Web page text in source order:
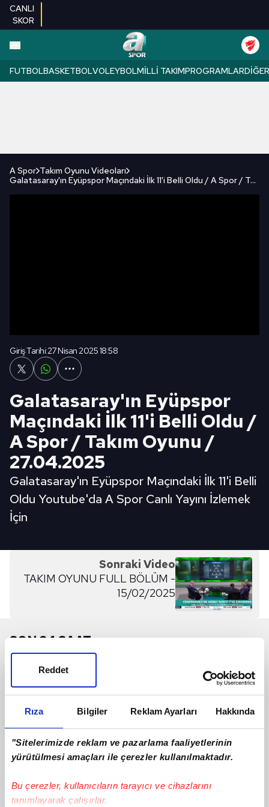
Rıza Bilgiler Reklam Ayarları Hakkında
"Sitelerimizde reklam ve pazarlama faaliyetlerinin
yürütülmesi amaçları ile çerezler kullanılmaktadır.
Bu çerezler, kullanıcıların tarayıcı ve cihazlarını
tanımlayarak çalışırlar.
Reddet
CANLI
SKOR
FUTBOLBASKETBOLVOLEYBOLMILLI TAKIMPROGRAMLARDIĞER
A Spor Takım Oyunu Videoları
Galatasaray'ın Eyüpspor Maçındaki İlk 11'i Belli Oldu / A Spor / Takım Oyunu / 27.04.2025
Giriş Tarihi:27 Nisan 2025 18:58
Galatasaray'ın Eyüpspor
Maçındaki İlk 11'i Belli Oldu /
A Spor / Takım Oyunu /
27.04.2025
Galatasaray'ın Eyüpspor Maçındaki İlk 11'i Belli
Oldu Youtube'da A Spor Canlı Yayını İzlemek
İçin
Sonraki Video
TAKIM OYUNU FULL BÖLÜM -
15/02/2025
SON 24 SAAT